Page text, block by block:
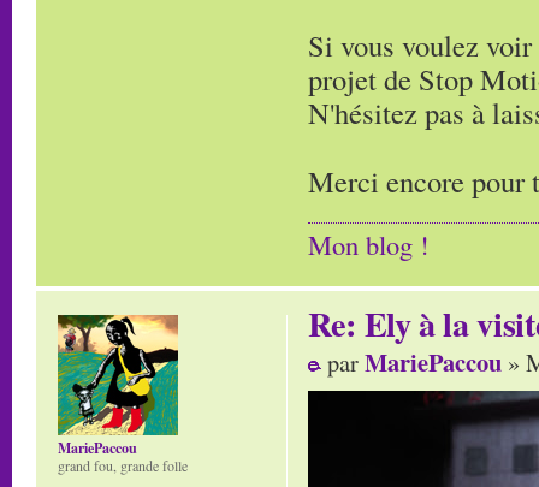
Si vous voulez
projet de Stop
N'hésitez pas à
Merci encore pour
Mon blog !
Re: Ely à la
parMariePaccou »
MariePaccou
grand fou, grande folle